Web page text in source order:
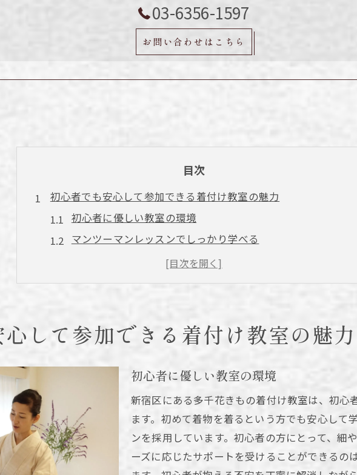
03-6356-1597
お問い合わせはこちら
目次
初心者でも安心して参加できる着付け教室の魅力
初心者に優しい教室の環境
マンツーマンレッスンでしっかり学べる
プロの講師による個別指導
初心者向けカリキュラムの充実
新宿区で安心して学べる理由
新宿区で楽しく学べる着付け教室の選び方
自分に合った教室の見つけ方
新宿区の教室での体験談
着付け教室探しのチェックリスト
教室選びで重視すべき要素
新宿区での人気教室の特徴
して参加できる着付け教室の魅力
初心者に優しい教室の環境
新宿区にある多千花きもの着付け教室は、初心
ます。初めて着物を着るという方でも安心して
ンを採用しています。初心者の方にとって、細
ーズに応じたサポートを受けることができるの